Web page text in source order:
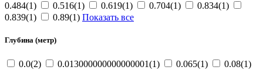
0.484(1)
0.516(1) 0.619(1) 0.704(1)
0.834(1)
0.839(1)
0.89(1) Показать все
Глубина (метр)
0.0(2) 0.013000000000000001(1) 0.065(1)
0.08(1)